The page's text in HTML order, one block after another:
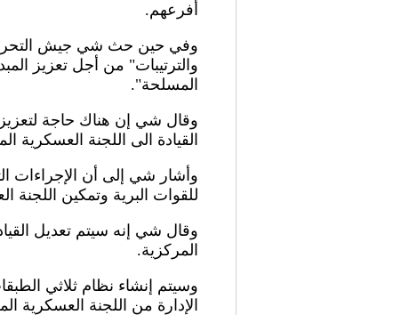
أفرعهم.
وفي حين حث شي جيش
والترتيبات" من أجل تعزيز
المسلحة".
وقال شي إن هناك حاجة لتعزيز
القيادة الى اللجنة
وأشار شي إلى أن الإجراءات
للقوات البرية وتمكين اللجنة
وقال شي إنه سيتم تعديل
المركزية.
وسيتم إنشاء نظام ثلاثي
الإدارة من اللجنة العسكرية